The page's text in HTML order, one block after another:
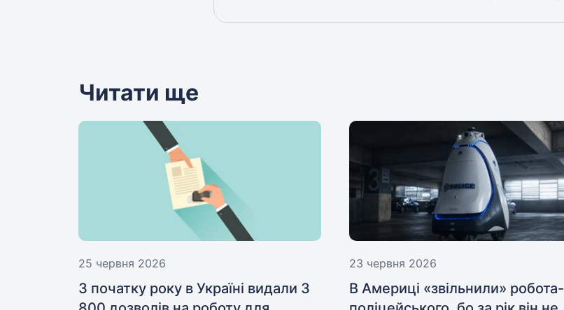
Читати ще
25 червня 2026
З початку року в Україні видали 3
23 червня 2026
В Америці «звільнили» робота-